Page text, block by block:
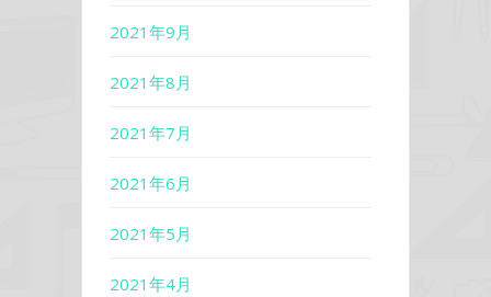
2021年9月
2021年8月
2021年7月
2021年6月
2021年5月
2021年4月